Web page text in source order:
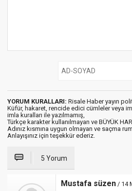
YORUM KURALLARI: Risale Haber yayın
Küfür, hakaret, rencide edici cümleler veya
imla kuralları ile yazılmamış,
Türkçe karakter kullanılmayan ve BÜYÜK
Adınız kısmına uygun olmayan ve saçma
Anlayışınız için teşekkür ederiz.
5 Yorum
Mustafa süzen / 14